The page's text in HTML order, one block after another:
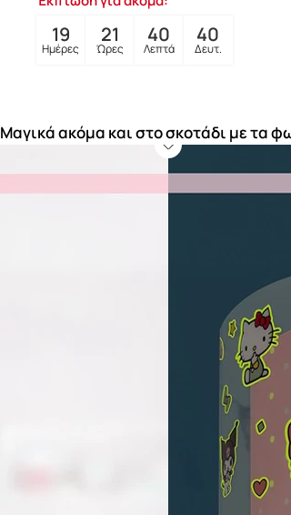
19
Ημέρες
21
Ώρες
40
Λεπτά
39
Δευτ.
Μαγικά ακόμα και στο σκοτάδι με τα